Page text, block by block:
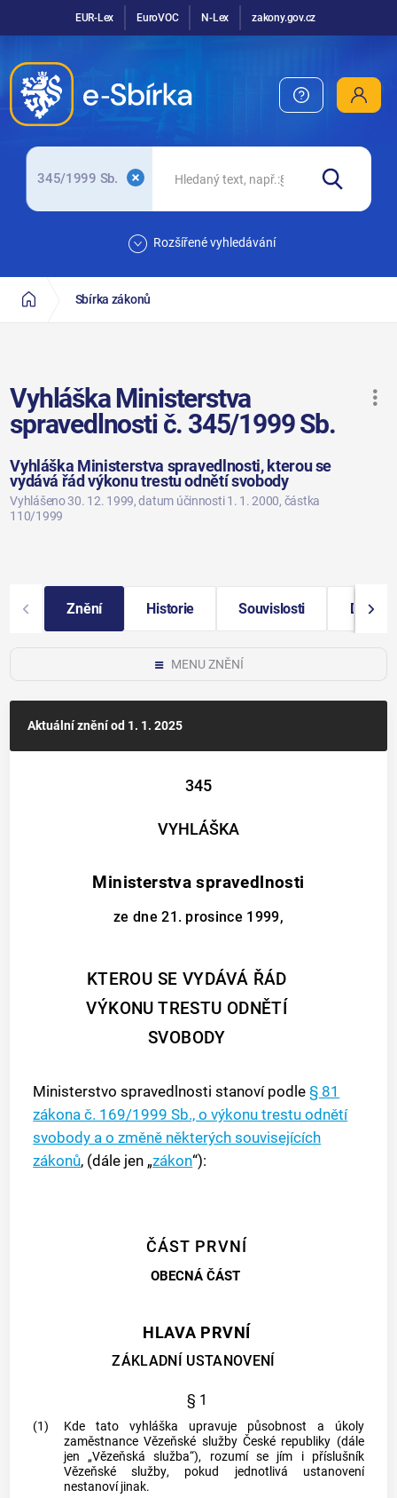
EUR-Lex EuroVOC N-Lex zakony.gov.cz
345/1999 Sb.
Rozšířené vyhledávání
Sbírka zákonů
Vyhláška Ministerstva
spravedlnosti č. 345/1999 Sb.
Vyhláška Ministerstva spravedlnosti, kterou se
vydává řád výkonu trestu odnětí svobody
Vyhlášeno 30. 12. 1999, datum účinnosti 1. 1. 2000, částka
110/1999
Znění Historie Souvislosti Další
MENU ZNĚNÍ
Aktuální zněníod 1. 1. 2025
345
VYHLÁŠKA
Ministerstva spravedlnosti
ze dne 21. prosince 1999,
KTEROU SE VYDÁVÁ ŘÁD
VÝKONU TRESTU ODNĚTÍ
SVOBODY
Ministerstvo spravedlnosti stanoví podle§ 81
zákona č. 169/1999 Sb., o výkonu trestu odnětí
svobody a o změně některých souvisejících
zákonů, (dále jen „zákon“):
ČÁST PRVNÍ
OBECNÁ ČÁST
HLAVA PRVNÍ
ZÁKLADNÍ USTANOVENÍ
§ 1
(1)
Kde tato vyhláška upravuje působnost a úkoly
zaměstnance Vězeňské službyČeské republiky (dále
jen „Vězeňská služba“), rozumí se jím i příslušník
Vězeňské služby, pokud jednotlivá ustanovení
nestanoví jinak.